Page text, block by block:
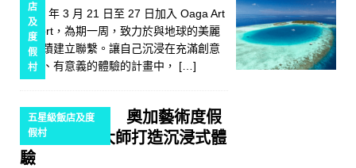
店
及
度
假
村
2024 年 3 月 21 日至 27 日加入 Oaga Art
Resort，為期一周，致力於與地球的美麗
和奇蹟建立聯繫。讓自己沉浸在充滿創意
活動、有意義的體驗的計畫中， […]
五星級飯店及度
假村
奧加藝術度假
村歡迎創意大師打造沉浸式體
驗